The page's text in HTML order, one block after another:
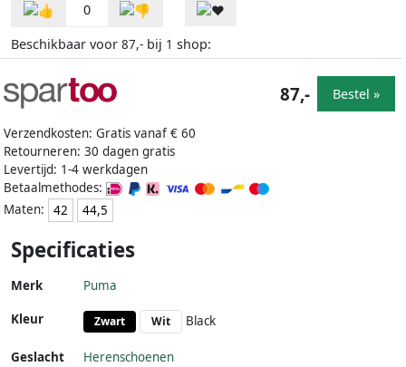
0
Beschikbaar voor 87,- bij 1 shop:
Verzendkosten: Gratis vanaf € 60
Retourneren: 30 dagen gratis
Levertijd: 1-4 werkdagen
Betaalmethodes:
Maten:
42 44,5
87,- Bestel »
Specificaties
Merk Puma
Kleur Zwart Wit Black
Geslacht
Herenschoenen